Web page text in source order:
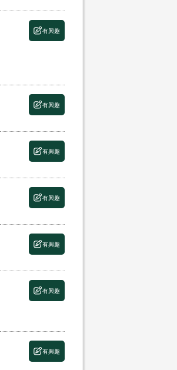
有興趣
有興趣
有興趣
有興趣
有興趣
有興趣
有興趣